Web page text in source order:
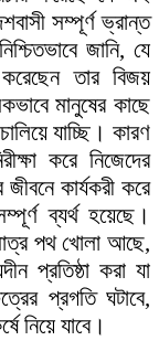
সম্পূর্ণ ভ্রান্ত
জানি, যে
তার বিজয়
মানুষের কাছে
যাচ্ছি। কারণ
করে নিজেদের
কার্যকরী করে
ব্যর্থ হয়েছে।
পথ খোলা আছে,
প্রতিষ্ঠা করা যা
প্রগতি ঘটাবে,
নিয়ে যাবে।